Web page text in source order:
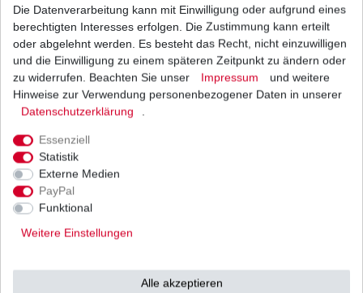
Regler Lichtmaschine Arctic Cat Cat 400 1998-
UVP 109,00 €
Die Datenverarbeitung kann mit Einwilligung oder aufgrund eines
berechtigten Interesses erfolgen. Die Zustimmung kann erteilt
oder abgelehnt werden. Es besteht das Recht, nicht einzuwilligen
und die Einwilligung zu einem späteren Zeitpunkt zu ändern oder
zu widerrufen. Beachten Sie unser
Impressum
und weitere
Hinweise zur Verwendung personenbezogener Daten in unserer
Daten­schutz­erklärung
.
Essenziell
Statistik
Externe Medien
PayPal
Funktional
Weitere Einstellungen
Alle akzeptieren